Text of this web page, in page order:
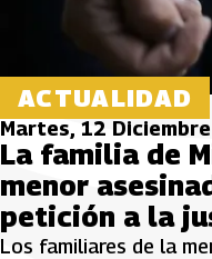
ACTUALIDAD
Martes, 12
La familia de
menor
petición a la
Los familiares de la